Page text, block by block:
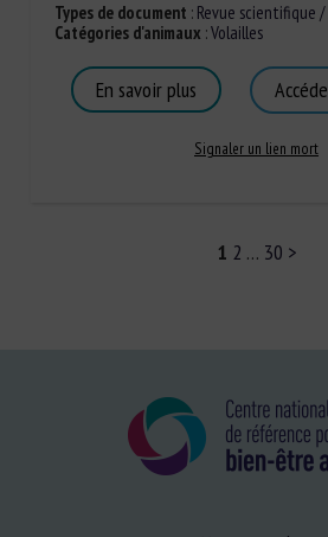
Types de document : Revue scientifique
Catégories d'animaux :Volailles
En savoir plus
Signaler un lien mort
1 2 … 30 >